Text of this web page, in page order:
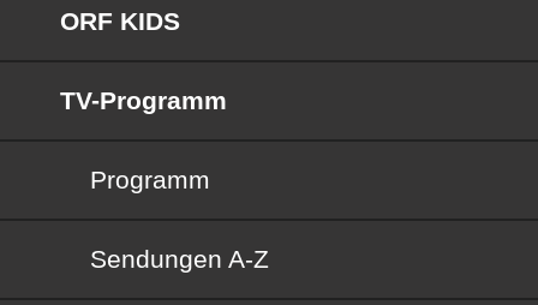
ORF KIDS
TV-Programm
Programm
Sendungen von A bis Z
Sendungen A-Z